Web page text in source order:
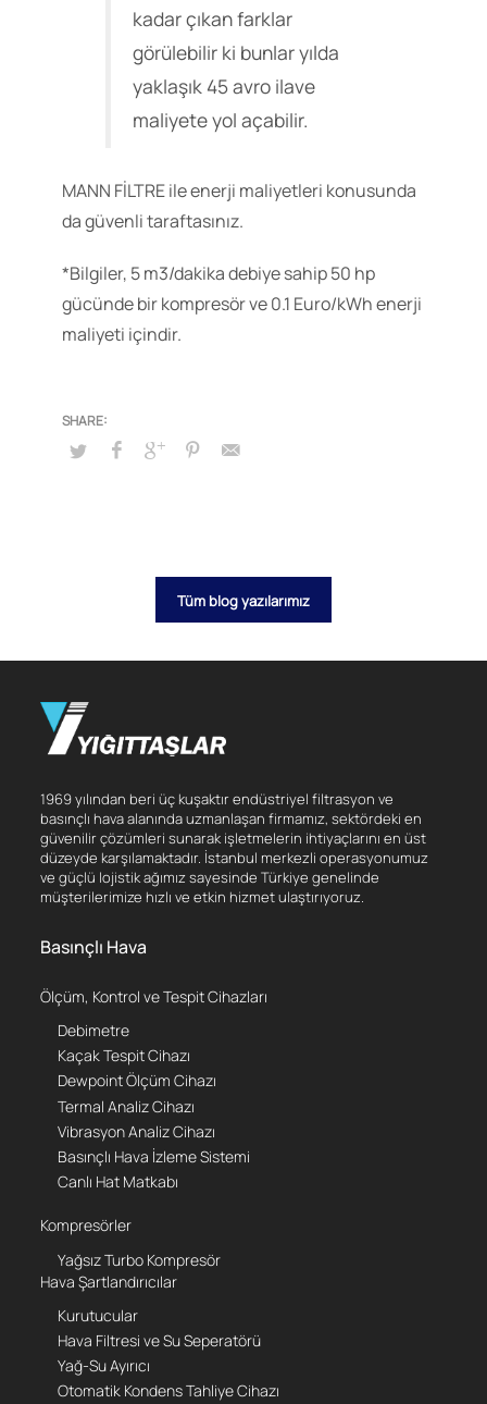
kadar çıkan farklar
görülebilir ki bunlar yılda
yaklaşık 45 avro ilave
maliyete yol açabilir.
MANN FİLTRE ile enerji maliyetleri konusunda
da güvenli taraftasınız.
*Bilgiler, 5 m3/dakika debiye sahip 50 hp
gücünde bir kompresör ve 0.1 Euro/kWh enerji
maliyeti içindir.
Tüm blog yazılarımız
1969 yılından beri üç kuşaktır endüstriyel filtrasyon ve
basınçlı hava alanında uzmanlaşan firmamız, sektördeki en
güvenilir çözümleri sunarak işletmelerin ihtiyaçlarını en üst
düzeyde karşılamaktadır. İstanbul merkezli operasyonumuz
ve güçlü lojistik ağımız sayesinde Türkiye genelinde
müşterilerimize hızlı ve etkin hizmet ulaştırıyoruz.
Basınçlı Hava
Ölçüm, Kontrol ve Tespit Cihazları
Debimetre
Kaçak Tespit Cihazı
Dewpoint Ölçüm Cihazı
Termal Analiz Cihazı
Vibrasyon Analiz Cihazı
Basınçlı Hava İzleme Sistemi
Canlı Hat Matkabı
Kompresörler
Yağsız Turbo Kompresör
Hava Şartlandırıcılar
Kurutucular
Hava Filtresi ve Su Seperatörü
Yağ-Su Ayırıcı
Otomatik Kondens Tahliye Cihazı